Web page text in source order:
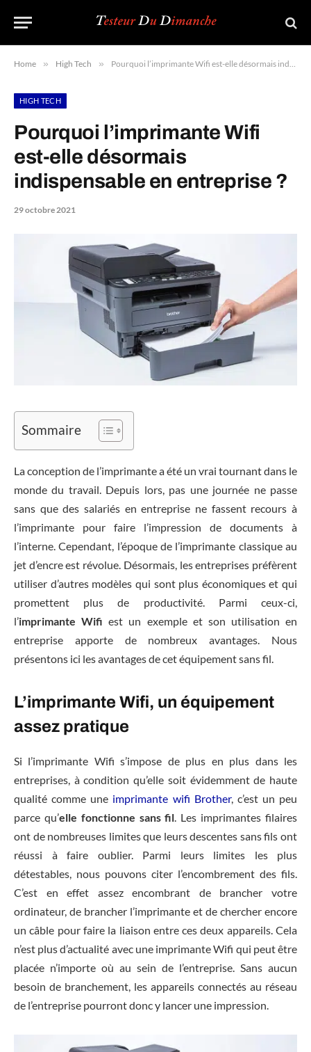
Home » High Tech » Pourquoi l’imprimante Wifi est-elle désormais indispensable en entreprise ?
HIGH TECH
Pourquoi l’imprimante Wifi
est-elle désormais
indispensable en entreprise ?
29 octobre 2021
Sommaire
La conception de l’imprimante a été un vrai tournant dans le
monde du travail. Depuis lors, pas une journée ne passe
sans que des salariés en entreprise ne fassent recours à
l’imprimante pour faire l’impression de documents à
l’interne. Cependant, l’époque de l’imprimante classique au
jet d’encre est révolue. Désormais, les entreprises préfèrent
utiliser d’autres modèles qui sont plus économiques et qui
promettent plus de productivité. Parmi ceux-ci,
l’imprimante Wifi est un exemple et son utilisation en
entreprise apporte de nombreux avantages. Nous
présentons ici les avantages de cet équipement sans fil.
L’imprimante Wifi, un équipement
assez pratique
Si l’imprimante Wifi s’impose de plus en plus dans les
entreprises, à condition qu’elle soit évidemment de haute
qualité comme une imprimante wifi Brother, c’est un peu
parce qu’elle fonctionne sans fil . Les imprimantes filaires
ont de nombreuses limites que leurs descentes sans fils ont
réussi à faire oublier. Parmi leurs limites les plus
détestables, nous pouvons citer l’encombrement des fils.
C’est en effet assez encombrant de brancher votre
ordinateur, de brancher l’imprimante et de chercher encore
un câble pour faire la liaison entre ces deux appareils. Cela
n’est plus d’actualité avec une imprimante Wifi qui peut être
placée n’importe où au sein de l’entreprise. Sans aucun
besoin de branchement, les appareils connectés au réseau
de l’entreprise pourront donc y lancer une impression.